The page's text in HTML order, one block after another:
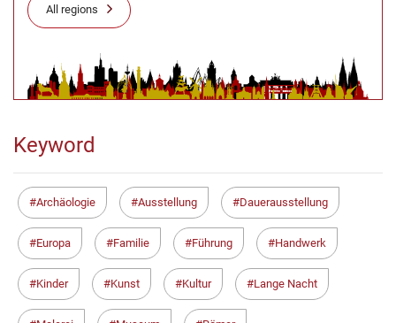
All regions
Keyword
Archäologie Ausstellung Dauerausstellung
Europa Familie Führung Handwerk
Kinder Kunst Kultur Lange Nacht